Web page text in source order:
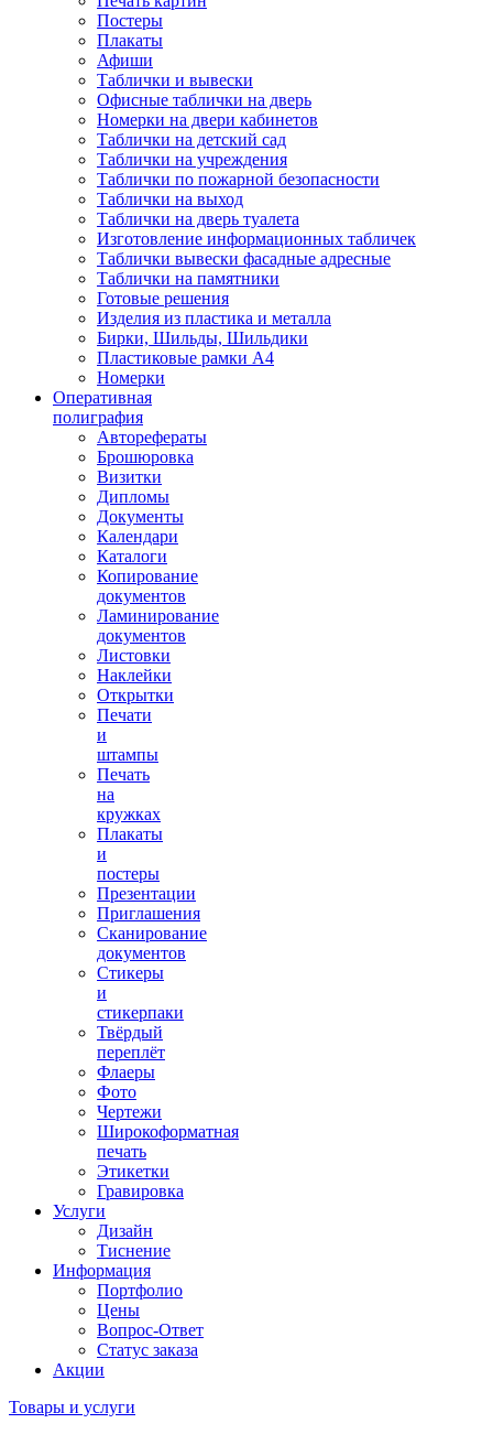
Постеры
Плакаты
Афиши
Таблички и вывески
Офисные таблички на дверь
Номерки на двери кабинетов
Таблички на детский сад
Таблички на учреждения
Таблички по пожарной безопасности
Таблички на выход
Таблички на дверь туалета
Изготовление информационных табличек
Таблички вывески фасадные адресные
Таблички на памятники
Готовые решения
Изделия из пластика и металла
Бирки, Шильды, Шильдики
Пластиковые рамки А4
Номерки
Оперативная
полиграфия
Авторефераты
Брошюровка
Визитки
Дипломы
Документы
Календари
Каталоги
Копирование
документов
Ламинирование
документов
Листовки
Наклейки
Открытки
Печати
и
штампы
Печать
на
кружках
Плакаты
и
постеры
Презентации
Приглашения
Сканирование
документов
Стикеры
и
стикерпаки
Твёрдый
переплёт
Флаеры
Фото
Чертежи
Широкоформатная
печать
Этикетки
Гравировка
Услуги
Дизайн
Тиснение
Информация
Портфолио
Цены
Вопрос-Ответ
Статус заказа
Акции
Товары и услуги